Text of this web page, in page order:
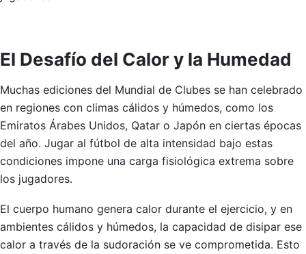
El Desafío del Calor y la Humedad
Muchas ediciones del Mundial de Clubes se han celebrado
en regiones con climas cálidos y húmedos, como los
Emiratos Árabes Unidos, Qatar o Japón en ciertas épocas
del año. Jugar al fútbol de alta intensidad bajo estas
condiciones impone una carga fisiológica extrema sobre
los jugadores.
El cuerpo humano genera calor durante el ejercicio, y en
ambientes cálidos y húmedos, la capacidad de disipar ese
calor a través de la sudoración se ve comprometida. Esto